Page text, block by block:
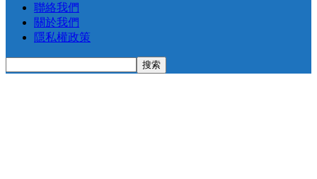
聯絡我們
關於我們
隱私權政策